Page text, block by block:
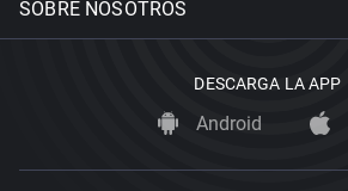
SOBRE NOSOTROS
DESCARGA LA APP
Android